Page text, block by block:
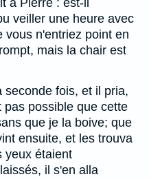
à Pierre : est-il
veiller une heure avec
vous n'entriez point en
mais la chair est
seconde fois, et il pria,
possible que cette
que je la boive; que
ensuite, et les trouva
yeux étaient
il s'en alla